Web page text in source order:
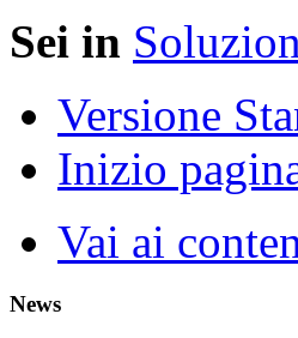
Sei in
Versione
Inizio
Vai ai
News